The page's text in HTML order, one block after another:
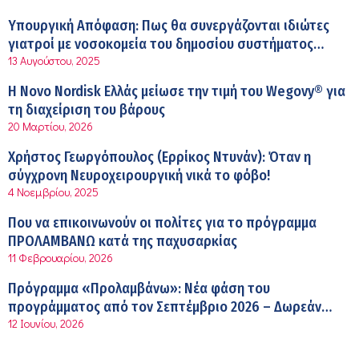
Σύσκεψη στον ΕΟΦ για την ομαλή λειτουργία της
εφοδιαστικής αλυσίδας των φαρμάκων στη διάρκεια
του καλοκαιριού
12:08 μμ
Μιχάλης Τάτσης, Insurance & Healthcare Analyst,
διευθυντής Επιχειρηματικής Ανάπτυξης Ομίλου HHG
11:54 πμ
Kavita Patel: Ένα στα πέντε καινοτόμα φάρμακα φτάνει
τελικά στην Ελλάδα
9:21 πμ
Υπάρχει τελικά «δίαιτα θυρεοειδούς»; Τι λέει η
επιστήμη για τη διατροφή και τα συμπληρώματα
7:38 πμ
Πυρκαγιά στη Δυτική Αττική: Οι κίνδυνοι για τη δημόσια
υγεία
7:16 πμ
Υπουργική Απόφαση: Πως θα συνεργάζονται ιδιώτες
γιατροί με νοσοκομεία του δημοσίου συστήματος
υγείας
13 Αυγούστου, 2025
Η Novo Nordisk Ελλάς μείωσε την τιμή του Wegovy® για
τη διαχείριση του βάρους
20 Μαρτίου, 2026
Χρήστος Γεωργόπουλος (Ερρίκος Ντυνάν): Όταν η
σύγχρονη Νευροχειρουργική νικά το φόβο!
4 Νοεμβρίου, 2025
Που να επικοινωνούν οι πολίτες για το πρόγραμμα
ΠΡΟΛΑΜΒΑΝΩ κατά της παχυσαρκίας
11 Φεβρουαρίου, 2026
Πρόγραμμα «Προλαμβάνω»: Νέα φάση του
προγράμματος από τον Σεπτέμβριο 2026 – Δωρεάν
προληπτικές εξετάσεις έως το 2030
12 Ιουνίου, 2026